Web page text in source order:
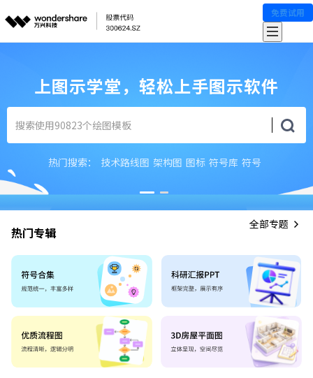
免费试用
上图示学堂，轻松上手图示软件
热门搜索： 技术路线图 架构图 图标 符号库 符号
热门专辑
全部专题